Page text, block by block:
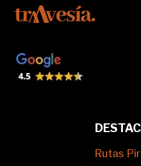
Rutas